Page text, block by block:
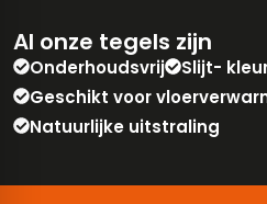
Al onze tegels zijn
Onderhoudsvrij
Slijt-
Geschikt voor
Natuurlijke uitstraling